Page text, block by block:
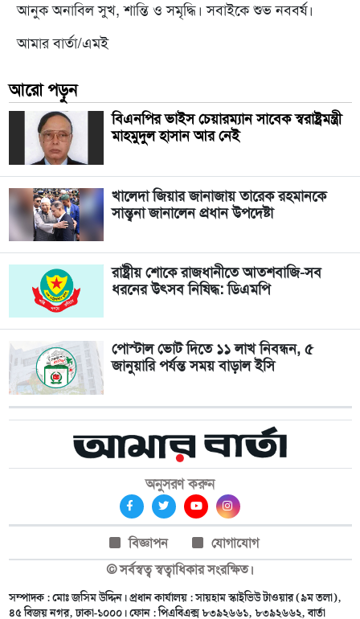
আনুক অনাবিল সুখ, শান্তি ও সমৃদ্ধি। সবাইকে শুভ নববর্ষ।
আমার বার্তা/এমই
আরো পড়ুন
বিএনপির ভাইস চেয়ারম্যান সাবেক স্বরাষ্ট্রমন্ত্রী
মাহমুদুল হাসান আর নেই
খালেদা জিয়ার জানাজায় তারেক রহমানকে
সান্ত্বনা জানালেন প্রধান উপদেষ্টা
রাষ্ট্রীয় শোকে রাজধানীতে আতশবাজি-সব
ধরনের উৎসব নিষিদ্ধ: ডিএমপি
পোস্টাল ভোট দিতে ১১ লাখ নিবন্ধন, ৫
জানুয়ারি পর্যন্ত সময় বাড়াল ইসি
অনুসরণ করুন
বিজ্ঞাপন
যোগাযোগ
© সর্বস্বত্ব স্বত্বাধিকার সংরক্ষিত।
সম্পাদক : মোঃ জসিম উদ্দিন। প্রধান কার্যালয় : সায়হাম স্কাইভিউ টাওয়ার (৯ম তলা),
৪৫ বিজয় নগর, ঢাকা-১০০০। ফোন : পিএবিএক্স ৮৩৯২৬৬১, ৮৩৯২৬৬২, বার্তা